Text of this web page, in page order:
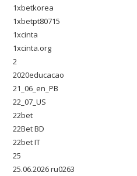
1xbetkorea
1xbetpt80715
1xcinta
1xcinta.org
2
2020educacao
21_06_en_PB
22_07_US
22bet
22Bet BD
22bet IT
25
25.06.2026 ru0263